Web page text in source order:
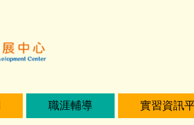
職涯輔導 實習資訊